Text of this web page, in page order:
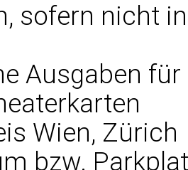
sofern nicht
Ausgaben
Wien, Zürich
bzw.